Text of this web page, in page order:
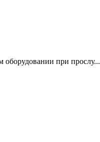
оборудовании при прослу...